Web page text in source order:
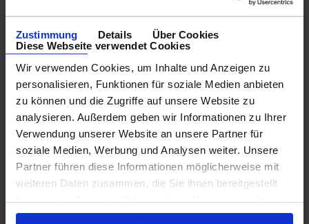
Zustimmung Details
Über Cookies
Diese Webseite verwendet Cookies
Wir verwenden Cookies, um Inhalte und Anzeigen zu
personalisieren, Funktionen für soziale Medien anbieten
zu können und die Zugriffe auf unsere Website zu
analysieren. Außerdem geben wir Informationen zu Ihrer
Verwendung unserer Website an unsere Partner für
soziale Medien, Werbung und Analysen weiter. Unsere
Partner führen diese Informationen möglicherweise mit
weiteren Daten zusammen, die Sie ihnen bereitgestellt
haben oder die sie im Rahmen Ihrer Nutzung der Dienste
gesammelt haben.
Westliches Mittelmeer 4 Tage
ab/an Barcelona mit Cashback
Route: Barcelona - Marseille - Savona -
Barcelona
an Bord der »Costa Favolosa«